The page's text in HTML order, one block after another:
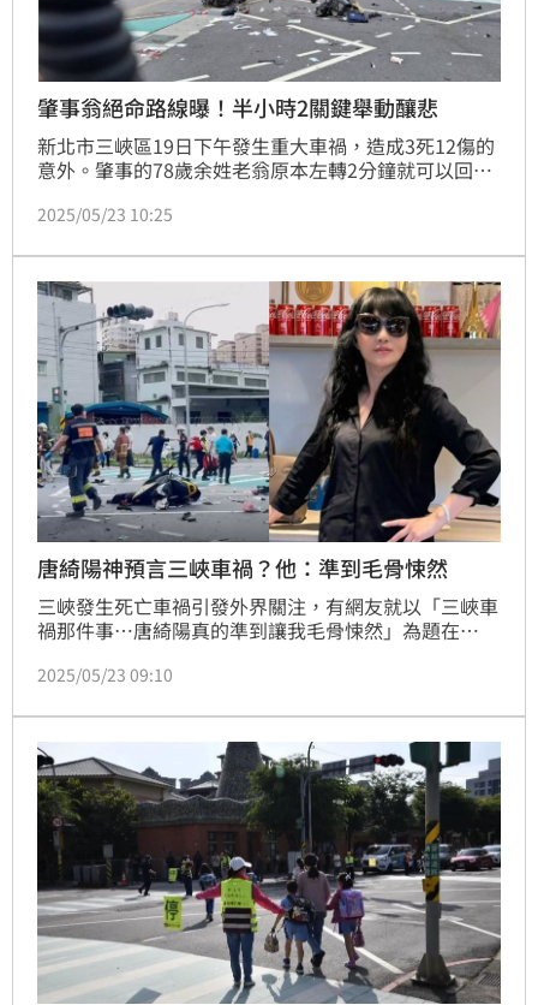
肇事翁絕命路線曝！半小時2關鍵舉動釀悲
新北市三峽區19日下午發生重大車禍，造成3死12傷的
意外。肇事的78歲余姓老翁原本左轉2分鐘就可以回
始往前暴衝，引發後續悲劇。而這整起事件，老翁的許
2025/05/23 10:25
唐綺陽神預言三峽車禍？他：準到毛骨悚然
三峽發生死亡車禍引發外界關注，有網友就以「三峽車
禍那件事…唐綺陽真的準到讓我毛骨悚然」為題在
時候真的太玄了」，不過貼文發出後，引發外界正反兩
2025/05/23 09:10